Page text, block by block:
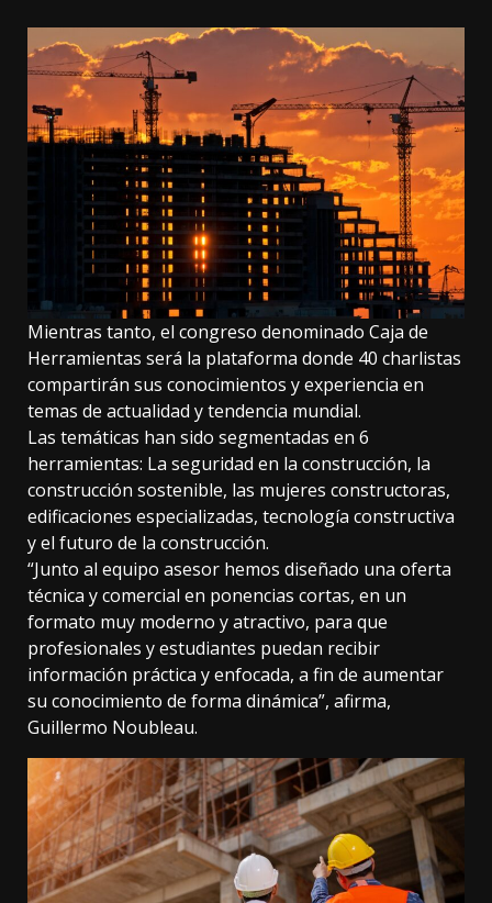
Mientras tanto, el congreso denominado Caja de
Herramientas será la plataforma donde 40 charlistas
compartirán sus conocimientos y experiencia en
temas de actualidad y tendencia mundial.
Las temáticas han sido segmentadas en 6
herramientas: La seguridad en la construcción, la
construcción sostenible, las mujeres constructoras,
edificaciones especializadas, tecnología constructiva
y el futuro de la construcción.
“Junto al equipo asesor hemos diseñado una oferta
técnica y comercial en ponencias cortas, en un
formato muy moderno y atractivo, para que
profesionales y estudiantes puedan recibir
información práctica y enfocada, a fin de aumentar
su conocimiento de forma dinámica”, afirma,
Guillermo Noubleau.